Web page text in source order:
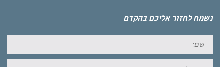
נשמח לחזור אליכם בהקדם